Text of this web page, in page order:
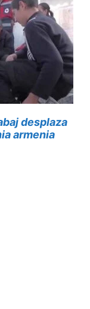
desplaza
armenia